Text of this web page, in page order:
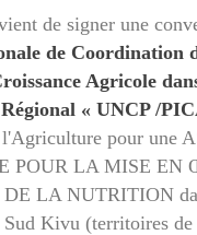
de signer une
de Coordination
Agricole
« UNCP /
pour une
POUR LA MISE EN
LA NUTRITION
Kivu (territoires